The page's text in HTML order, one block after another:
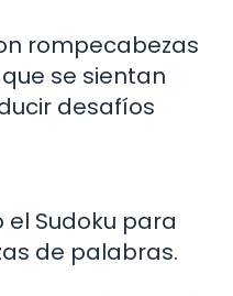
rompecabezas
se sientan
desafíos
Sudoku para
de palabras.